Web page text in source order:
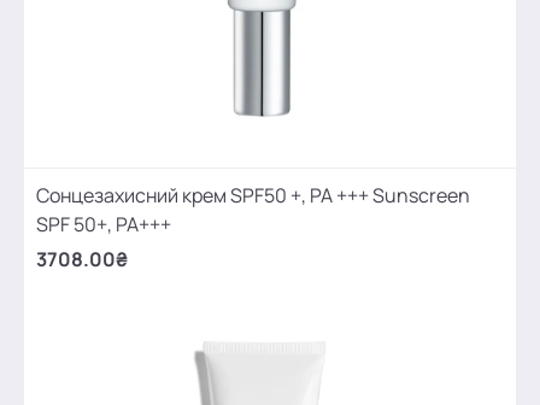
Сонцезахисний крем SPF50 +, PA +++ Sunscreen
SPF 50+, PA+++
3708.00₴